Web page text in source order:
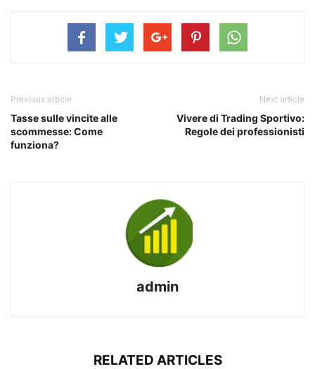
Previous article
Tasse sulle vincite alle
scommesse: Come
funziona?
Next article
Vivere di Trading Sportivo:
Regole dei professionisti
admin
RELATED ARTICLES